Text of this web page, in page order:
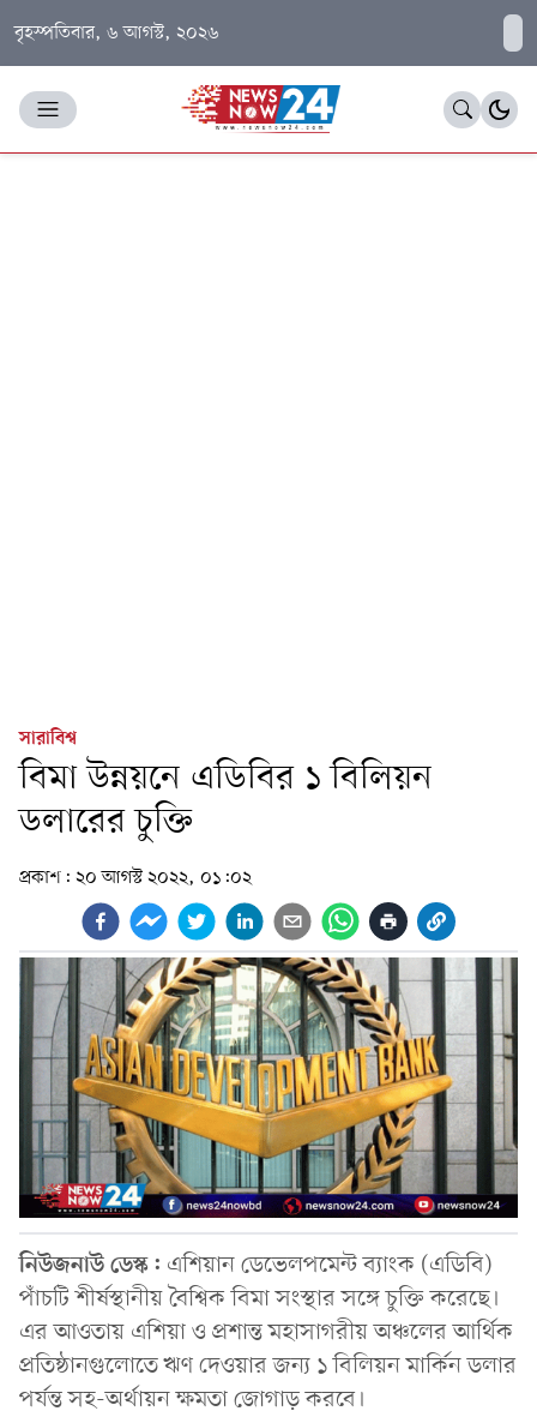
বৃহস্পতিবার, ৬ আগস্ট, ২০২৬
সারাবিশ্ব
বিমা উন্নয়নে এডিবির ১ বিলিয়ন
ডলারের চুক্তি
প্রকাশ: ২০ আগস্ট ২০২২, ০১:০২
নিউজনাউ ডেস্ক: এশিয়ান ডেভেলপমেন্ট ব্যাংক (এডিবি)
পাঁচটি শীর্ষস্থানীয় বৈশ্বিক বিমা সংস্থার সঙ্গে চুক্তি করেছে।
এর আওতায় এশিয়া ও প্রশান্ত মহাসাগরীয় অঞ্চলের আর্থিক
প্রতিষ্ঠানগুলোতে ঋণ দেওয়ার জন্য ১ বিলিয়ন মার্কিন ডলার
পর্যন্ত সহ-অর্থায়ন ক্ষমতা জোগাড় করবে।